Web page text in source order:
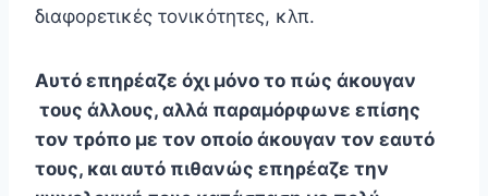
διαφορετικές τονικότητες, κλπ.
Αυτό επηρέαζε όχι μόνο το πώς άκουγαν
τους άλλους, αλλά παραμόρφωνε επίσης
τον τρόπο με τον οποίο άκουγαν τον εαυτό
τους, και αυτό πιθανώς επηρέαζε την